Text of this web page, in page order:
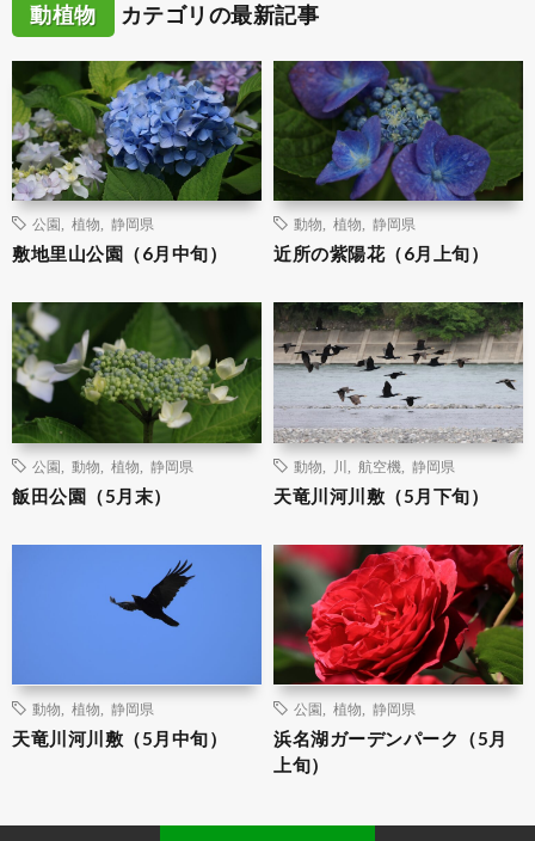
動植物 カテゴリの最新記事
公園 植物 静岡県
敷地里山公園（6月中旬）
動物 植物 静岡県
近所の紫陽花（6月上旬）
公園 動物 植物 静岡県
飯田公園（5月末）
動物 川 航空機 静岡県
天竜川河川敷（5月下旬）
動物 植物 静岡県
天竜川河川敷（5月中旬）
公園 植物 静岡県
浜名湖ガーデンパーク（5月
上旬）